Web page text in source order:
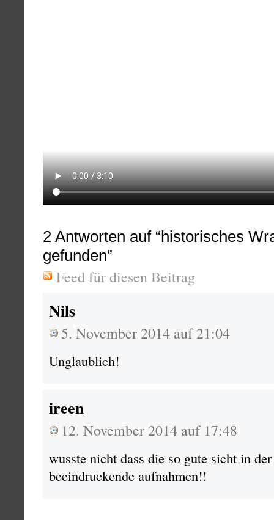
2 Antworten auf “historisches
gefunden”
Feed für diesen Beitrag
Nils
5. November 2014 auf 21:04
Unglaublich!
ireen
12. November 2014 auf 17:48
wusste nicht dass die so gute sicht in
beeindruckende aufnahmen!!